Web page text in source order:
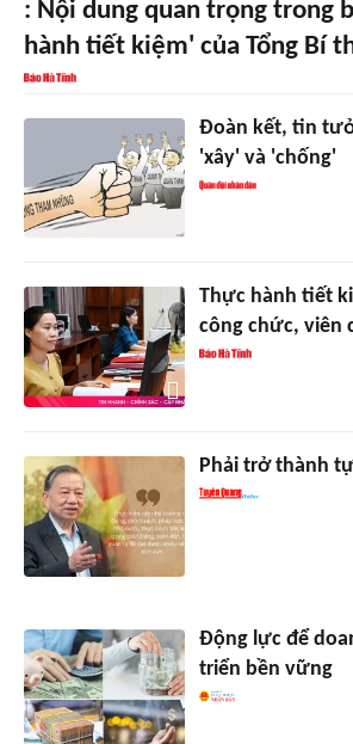
: Nội dung quan trọng trong
hành tiết kiệm' của Tổng Bí
Đoàn kết, tin
'xây' và 'chống'
Thực hành tiết
công chức, viên
Phải trở thành
Động lực để
triển bền vững